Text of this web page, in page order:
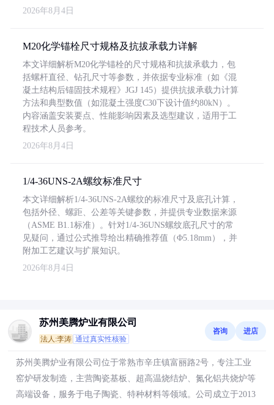
2026年8月4日
M20化学锚栓尺寸规格及抗拔承载力详解
本文详细解析M20化学锚栓的尺寸规格和抗拔承载力，包
括螺杆直径、钻孔尺寸等参数，并依据专业标准（如《混
凝土结构后锚固技术规程》JGJ 145）提供抗拔承载力计算
方法和典型数值（如混凝土强度C30下设计值约80kN）。
内容涵盖安装要点、性能影响因素及选型建议，适用于工
程技术人员参考。
2026年8月4日
1/4-36UNS-2A螺纹标准尺寸
本文详细解析1/4-36UNS-2A螺纹的标准尺寸及底孔计算，
包括外径、螺距、公差等关键参数，并提供专业数据来源
（ASME B1.1标准）。针对1/4-36UNS螺纹底孔尺寸的常
见疑问，通过公式推导给出精确推荐值（Φ5.18mm），并
附加工艺建议与扩展知识。
2026年8月4日
苏州美腾炉业有限公司
法人:李涛 通过真实性核验
咨询 进店
苏州美腾炉业有限公司位于常熟市辛庄镇富丽路2号，专注工业
窑炉研发制造，主营陶瓷基板、超高温烧结炉、氮化铝共烧炉等
高端设备，服务于电子陶瓷、特种材料等领域。公司成立于2013